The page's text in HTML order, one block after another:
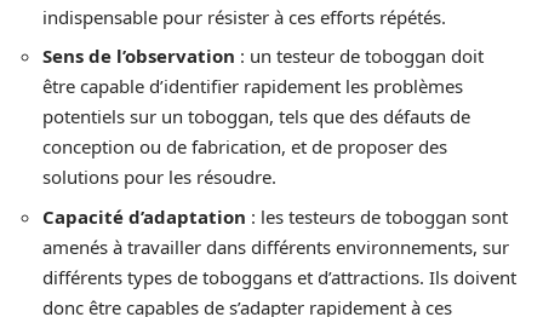
indispensable pour résister à ces efforts répétés.
Sens de l’observation : un testeur de toboggan doit
être capable d’identifier rapidement les problèmes
potentiels sur un toboggan, tels que des défauts de
conception ou de fabrication, et de proposer des
solutions pour les résoudre.
Capacité d’adaptation : les testeurs de toboggan sont
amenés à travailler dans différents environnements, sur
différents types de toboggans et d’attractions. Ils doivent
donc être capables de s’adapter rapidement à ces